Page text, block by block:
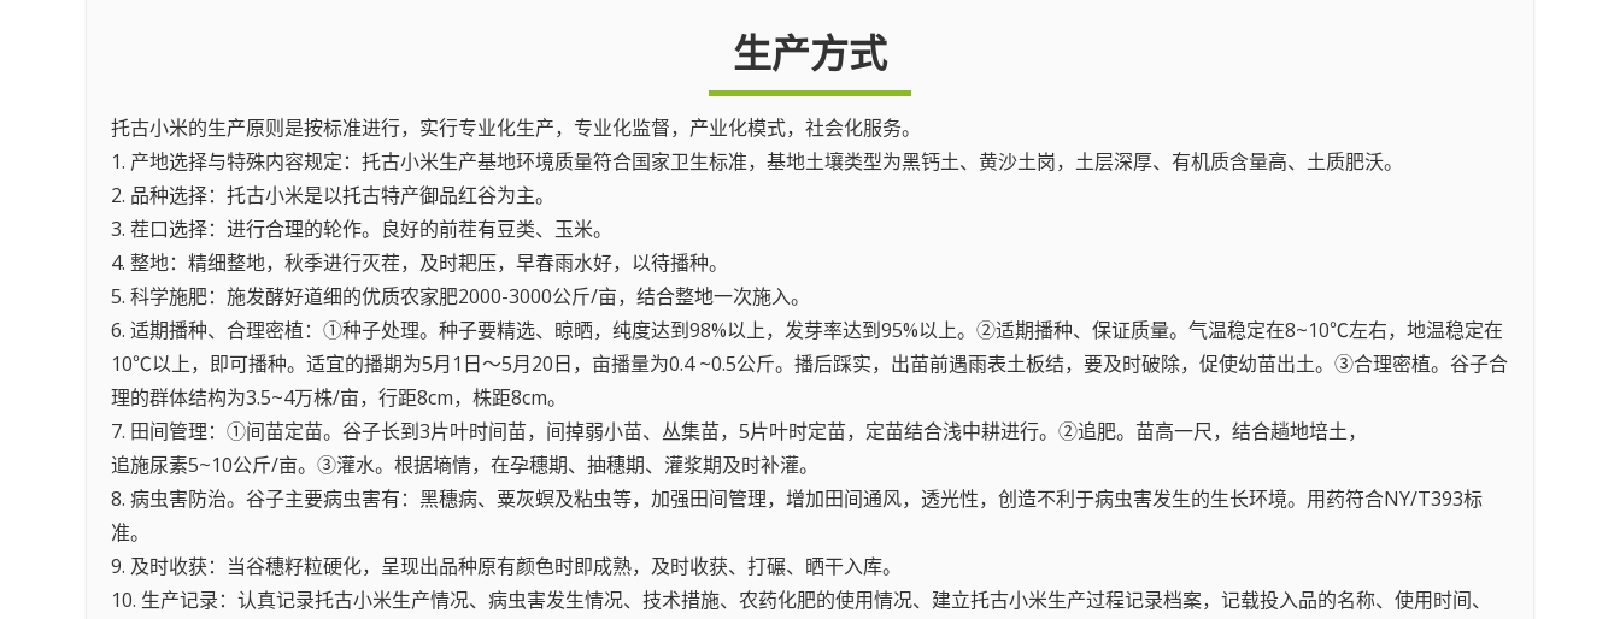
生产方式
托古小米的生产原则是按标准进行，实行专业化生产，专业化监督，产业化模式，社会化服务。
1. 产地选择与特殊内容规定：托古小米生产基地环境质量符合国家卫生标准，基地土壤类型为黑钙土、黄沙土岗，土层深厚、有机质含量高、土质肥沃。
2. 品种选择：托古小米是以托古特产御品红谷为主。
3. 茬口选择：进行合理的轮作。良好的前茬有豆类、玉米。
4. 整地：精细整地，秋季进行灭茬，及时耙压，早春雨水好，以待播种。
5. 科学施肥：施发酵好道细的优质农家肥2000-3000公斤/亩，结合整地一次施入。
6. 适期播种、合理密植：①种子处理。种子要精选、晾晒，纯度达到98%以上，发芽率达到95%以上。②适期播种、保证质量。气温稳定在8~10℃左右，地温稳定在
10℃以上，即可播种。适宜的播期为5月1日～5月20日，亩播量为0.4 ~0.5公斤。播后踩实，出苗前遇雨表土板结，要及时破除，促使幼苗出土。③合理密植。谷子合
理的群体结构为3.5~4万株/亩，行距8cm，株距8cm。
7. 田间管理：①间苗定苗。谷子长到3片叶时间苗，间掉弱小苗、丛集苗，5片叶时定苗，定苗结合浅中耕进行。②追肥。苗高一尺，结合趟地培土，
追施尿素5~10公斤/亩。③灌水。根据墒情，在孕穗期、抽穗期、灌浆期及时补灌。
8. 病虫害防治。谷子主要病虫害有：黑穗病、粟灰螟及粘虫等，加强田间管理，增加田间通风，透光性，创造不利于病虫害发生的生长环境。用药符合NY/T393标
准。
9. 及时收获：当谷穗籽粒硬化，呈现出品种原有颜色时即成熟，及时收获、打碾、晒干入库。
10. 生产记录：认真记录托古小米生产情况、病虫害发生情况、技术措施、农药化肥的使用情况、建立托古小米生产过程记录档案，记载投入品的名称、使用时间、